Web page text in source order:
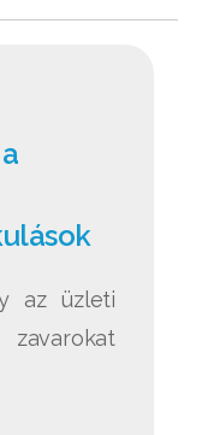
az üzleti